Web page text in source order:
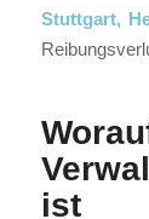
Stuttgart,
ist